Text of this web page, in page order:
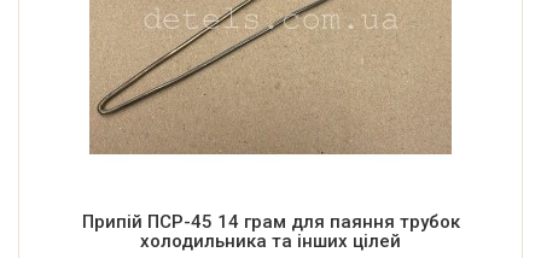
Припій ПСР-45 14 грам для паяння трубок
холодильника та інших цілей